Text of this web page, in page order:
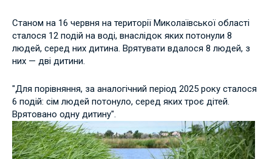
Станом на 16 червня на території Миколаївської області
сталося 12 подій на воді, внаслідок яких потонули 8
людей, серед них дитина. Врятувати вдалося 8 людей, з
них — дві дитини.
"Для порівняння, за аналогічний період 2025 року сталося
6 подій: сім людей потонуло, серед яких троє дітей.
Врятовано одну дитину".